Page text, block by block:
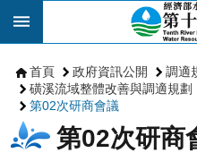
跳到主要內容區塊
首頁 政府資訊公開
調適
磺溪流域整體改善與調適規劃
第02次研商會議
第02次研商